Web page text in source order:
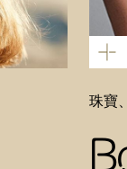
珠寶